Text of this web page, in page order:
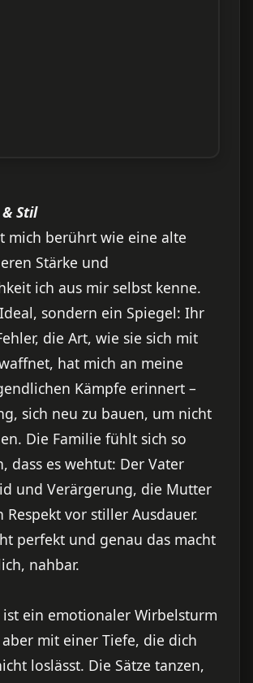
Stil
mich berührt wie eine alte
Stärke und
ich aus mir selbst kenne.
sondern ein Spiegel: Ihr
die Art, wie sie sich mit
hat mich an meine
Kämpfe erinnert –
sich neu zu bauen, um nicht
Die Familie fühlt sich so
dass es wehtut: Der Vater
und Verärgerung, die Mutter
Respekt vor stiller Ausdauer.
perfekt und genau das macht
nahbar.
ein emotionaler Wirbelsturm
mit einer Tiefe, die dich
loslässt. Die Sätze tanzen,